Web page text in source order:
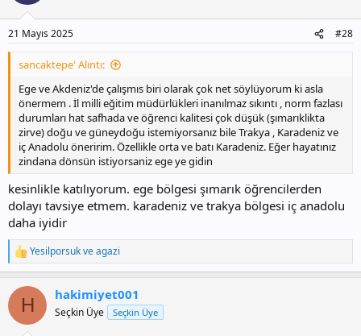
21 Mayıs 2025 #28
sancaktepe' Alıntı:
Ege ve Akdeniz'de çalışmıs biri olarak çok net söylüyorum ki asla
önermem . İl milli eğitim müdürlükleri inanılmaz sıkıntı , norm fazlası
durumları hat safhada ve öğrenci kalitesi çok düşük (şımarıklikta
zirve) doğu ve güneydoğu istemiyorsanız bile Trakya , Karadeniz ve
iç Anadolu öneririm. Özellikle orta ve batı Karadeniz. Eğer hayatınız
zindana dönsün istiyorsaniz ege ye gidin
kesinlikle katılıyorum. ege bölgesi şımarık öğrencilerden
dolayı tavsiye etmem. karadeniz ve trakya bölgesi iç anadolu
daha iyidir
T
e
k
l
Yesilporsukveagazi
H hakimiyet001
Seçkin Üye Seçkin Üye